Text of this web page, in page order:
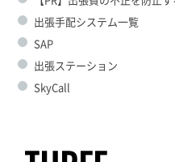
出張手配システム一覧
SAP
出張ステーション
SkyCall